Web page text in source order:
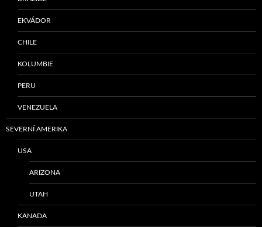
EKVÁDOR
CHILE
KOLUMBIE
PERU
VENEZUELA
SEVERNÍ AMERIKA
USA
ARIZONA
UTAH
KANADA